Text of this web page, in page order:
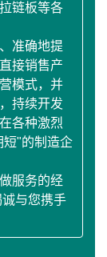
链板等各
准确地提
接销售产
模式，并
持续开发
各种激烈
短"的制造企
服务的经
与您携手